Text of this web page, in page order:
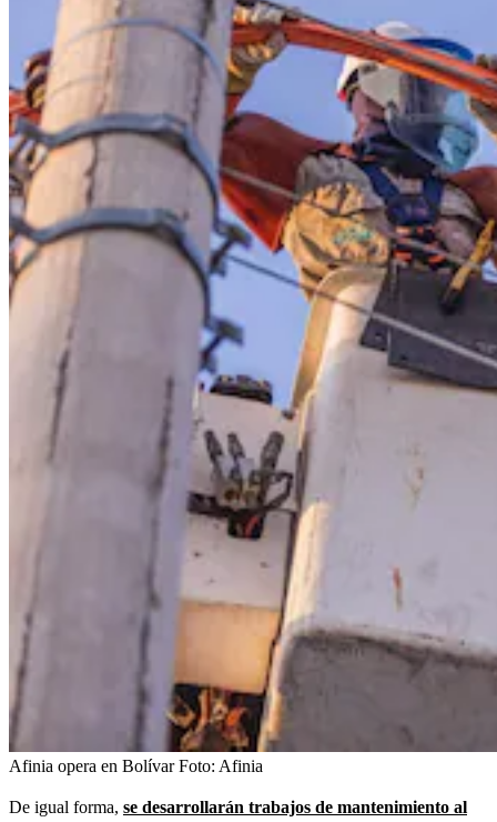
Afinia opera en BolívarFoto: Afinia
De igual forma, se desarrollarán trabajos de mantenimiento al